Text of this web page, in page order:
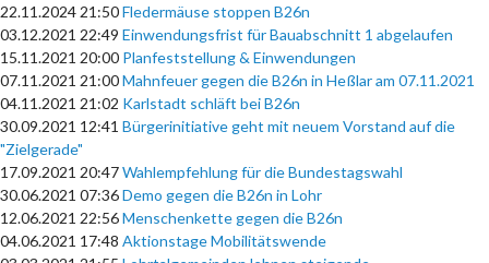
22.11.2024 21:50Fledermäuse stoppen B26n
03.12.2021 22:49 Einwendungsfrist für Bauabschnitt 1 abgelaufen
15.11.2021 20:00 Planfeststellung & Einwendungen
07.11.2021 21:00Mahnfeuer gegen die B26n in Heßlar am 07.11.2021
04.11.2021 21:02 Karlstadt schläft bei B26n
30.09.2021 12:41 Bürgerinitiative geht mit neuem Vorstand auf die
"Zielgerade"
17.09.2021 20:47Wahlempfehlung für die Bundestagswahl
30.06.2021 07:36Demo gegen die B26n in Lohr
12.06.2021 22:56Menschenkette gegen die B26n
04.06.2021 17:48 Aktionstage Mobilitätswende